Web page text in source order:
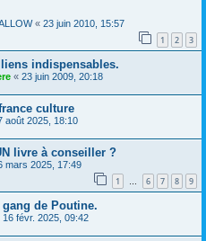
« 23 juin 2010, 15:57
1 2 3
indispensables.
« 23 juin 2009, 20:18
culture
août 2025, 18:10
livre à conseiller ?
mars 2025, 17:49
1 … 6 7 8 9
de Poutine.
16 févr. 2025, 09:42